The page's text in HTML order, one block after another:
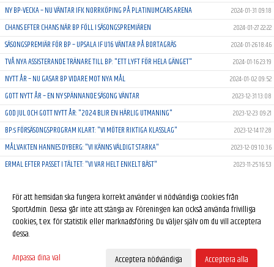
NY BP-VECKA – NU VÄNTAR IFK NORRKÖPING PÅ PLATINUMCARS ARENA 2024-01-31 09:18
CHANS EFTER CHANS NÄR BP FÖLL I SÄSONGSPREMIÄREN 2024-01-27 22:22
SÄSONGSPREMIÄR FÖR BP – UPSALA IF U16 VÄNTAR PÅ BORTAGRÄS 2024-01-26 18:46
TVÅ NYA ASSISTERANDE TRÄNARE TILL BP: "ETT LYFT FÖR HELA GÄNGET" 2024-01-16 23:19
NYTT ÅR – NU GASAR BP VIDARE MOT NYA MÅL 2024-01-02 09:52
GOTT NYTT ÅR – EN NY SPÄNNANDE SÄSONG VÄNTAR 2023-12-31 13:08
GOD JUL OCH GOTT NYTT ÅR: "2024 BLIR EN HÄRLIG UTMANING" 2023-12-23 09:21
BP:s FÖRSÄSONGSPROGRAM KLART: "VI MÖTER RIKTIGA KLASSLAG" 2023-12-14 17:28
MÅLVAKTEN HANNES DYBERG: "VI KÄNNS VÄLDIGT STARKA" 2023-12-09 10:36
ERMAL EFTER PASSET I TÄLTET: "VI VAR HELT ENKELT BÄST" 2023-11-25 16:53
BP BJÖD PÅ VIRVLANDE TEMPO I GRIMSTATÄLTET 2023-11-21 21:33
För att hemsidan ska fungera korrekt använder vi nödvändiga cookies från
SportAdmin. Dessa går inte att stänga av. Föreningen kan också använda frivilliga
cookies, t.ex. för statistik eller marknadsföring. Du väljer själv om du vill acceptera
dessa.
Anpassa dina val
Acceptera nödvändiga Acceptera alla